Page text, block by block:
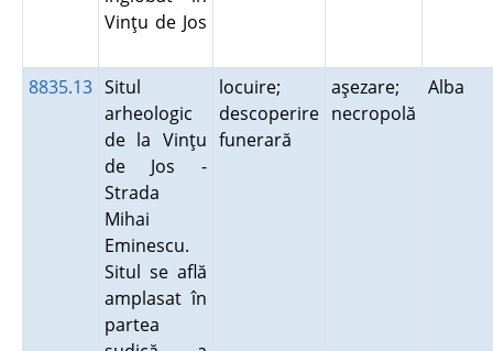
Vinţu de Jos
8835.13 Situl
arheologic
de la Vinţu
de Jos -
Strada
Mihai
Eminescu.
Situl se află
amplasat în
partea
locuire;
descoperire
funerară
aşezare;
necropolă
Alba